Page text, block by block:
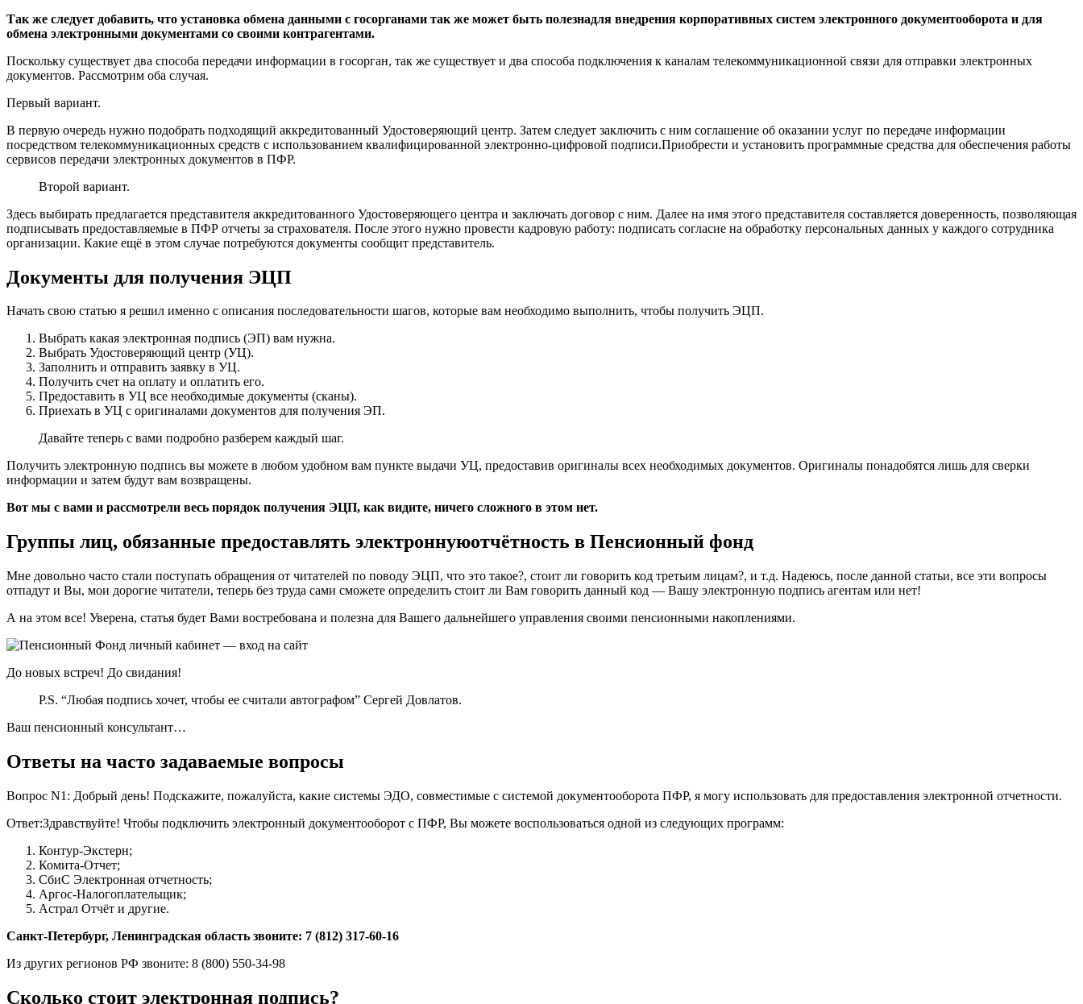
Так же следует добавить, что установка обмена данными с госорганами так же может быть полезнадля внедрения корпоративных систем электронного документооборота и для
обмена электронными документами со своими контрагентами.
Поскольку существует два способа передачи информации в госорган, так же существует и два способа подключения к каналам телекоммуникационной связи для отправки электронных
документов. Рассмотрим оба случая.
Первый вариант.
В первую очередь нужно подобрать подходящий аккредитованный Удостоверяющий центр. Затем следует заключить с ним соглашение об оказании услуг по передаче информации
посредством телекоммуникационных средств с использованием квалифицированной электронно-цифровой подписи.Приобрести и установить программные средства для обеспечения работы
сервисов передачи электронных документов в ПФР.
Второй вариант.
Здесь выбирать предлагается представителя аккредитованного Удостоверяющего центра и заключать договор с ним. Далее на имя этого представителя составляется доверенность, позволяющая
подписывать предоставляемые в ПФР отчеты за страхователя. После этого нужно провести кадровую работу: подписать согласие на обработку персональных данных у каждого сотрудника
организации. Какие ещё в этом случае потребуются документы сообщит представитель.
Документы для получения ЭЦП
Начать свою статью я решил именно с описания последовательности шагов, которые вам необходимо выполнить, чтобы получить ЭЦП.
Выбрать какая электронная подпись (ЭП) вам нужна.
Выбрать Удостоверяющий центр (УЦ).
Заполнить и отправить заявку в УЦ.
Получить счет на оплату и оплатить его.
Предоставить в УЦ все необходимые документы (сканы).
Приехать в УЦ с оригиналами документов для получения ЭП.
Давайте теперь с вами подробно разберем каждый шаг.
Получить электронную подпись вы можете в любом удобном вам пункте выдачи УЦ, предоставив оригиналы всех необходимых документов. Оригиналы понадобятся лишь для сверки
информации и затем будут вам возвращены.
Вот мы с вами и рассмотрели весь порядок получения ЭЦП, как видите, ничего сложного в этом нет.
Группы лиц, обязанные предоставлять электроннуюотчётность в Пенсионный фонд
Мне довольно часто стали поступать обращения от читателей по поводу ЭЦП, что это такое?, стоит ли говорить код третьим лицам?, и т.д. Надеюсь, после данной статьи, все эти вопросы
отпадут и Вы, мои дорогие читатели, теперь без труда сами сможете определить стоит ли Вам говорить данный код — Вашу электронную подпись агентам или нет!
А на этом все! Уверена, статья будет Вами востребована и полезна для Вашего дальнейшего управления своими пенсионными накоплениями.
До новых встреч! До свидания!
P.S. “Любая подпись хочет, чтобы ее считали автографом” Сергей Довлатов.
Ваш пенсионный консультант…
Ответы на часто задаваемые вопросы
Вопрос N1: Добрый день! Подскажите, пожалуйста, какие системы ЭДО, совместимые с системой документооборота ПФР, я могу использовать для предоставления электронной отчетности.
Ответ:Здравствуйте! Чтобы подключить электронный документооборот с ПФР, Вы можете воспользоваться одной из следующих программ:
Контур-Экстерн;
Комита-Отчет;
СбиС Электронная отчетность;
Аргос-Налогоплательщик;
Астрал Отчёт и другие.
Санкт-Петербург, Ленинградская область звоните: 7 (812) 317-60-16
Из других регионов РФ звоните: 8 (800) 550-34-98
Сколько стоит электронная подпись?